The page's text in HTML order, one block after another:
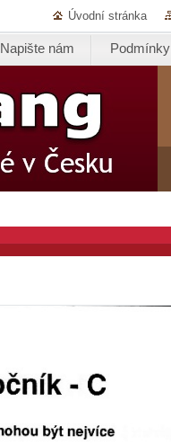
Úvodní stránka
Napište nám Podmínky